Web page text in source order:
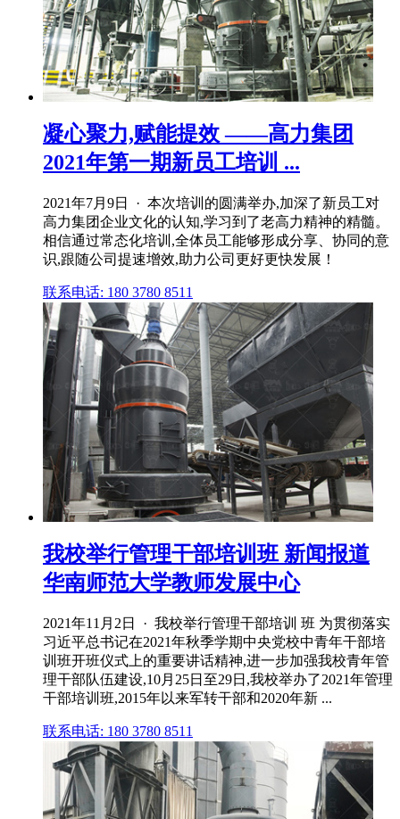
凝心聚力,赋能提效 ——高力集团
2021年第一期新员工培训 ...
2021年7月9日 · 本次培训的圆满举办,加深了新员工对
高力集团企业文化的认知,学习到了老高力精神的精髓。
相信通过常态化培训,全体员工能够形成分享、协同的意
识,跟随公司提速增效,助力公司更好更快发展！
联系电话: 180 3780 8511
我校举行管理干部培训班 新闻报道
华南师范大学教师发展中心
2021年11月2日 · 我校举行管理干部培训 班 为贯彻落实
习近平总书记在2021年秋季学期中央党校中青年干部培
训班开班仪式上的重要讲话精神,进一步加强我校青年管
理干部队伍建设,10月25日至29日,我校举办了2021年管理
干部培训班,2015年以来军转干部和2020年新 ...
联系电话: 180 3780 8511